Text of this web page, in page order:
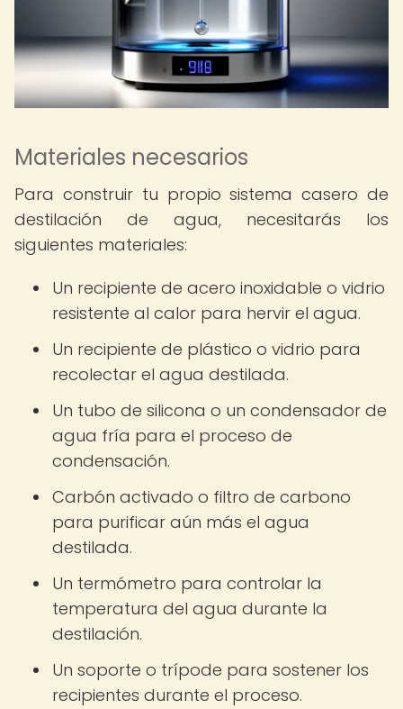
Materiales necesarios
Para construir tu propio sistema casero de
destilación de agua, necesitarás los
siguientes materiales:
Un recipiente de acero inoxidable o vidrio
resistente al calor para hervir el agua.
Un recipiente de plástico o vidrio para
recolectar el agua destilada.
Un tubo de silicona o un condensador de
agua fría para el proceso de
condensación.
Carbón activado o filtro de carbono
para purificar aún más el agua
destilada.
Un termómetro para controlar la
temperatura del agua durante la
destilación.
Un soporte o trípode para sostener los
recipientes durante el proceso.